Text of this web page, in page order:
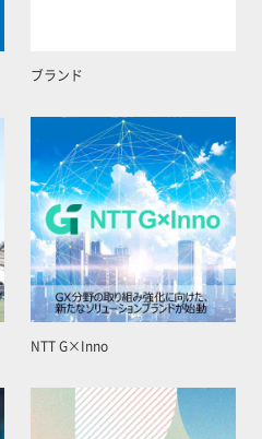
ブランド
NTT G×Inno